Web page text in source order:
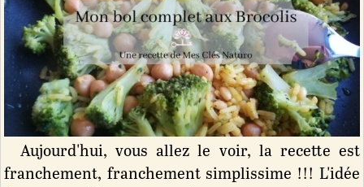
Aujourd'hui, vous allez le voir, la recette est
franchement, franchement simplissime !!! L'idée